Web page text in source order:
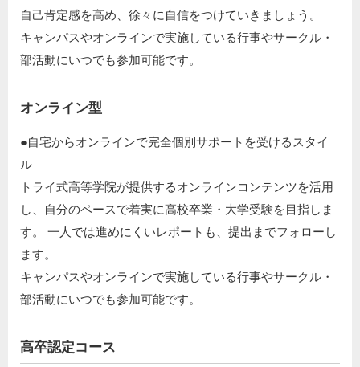
自己肯定感を高め、徐々に自信をつけていきましょう。​
キャンパスやオンラインで実施している行事やサークル・
部活動にいつでも参加可能です。
オンライン型
●自宅からオンラインで完全個別サポートを受けるスタイ
ル​
トライ式高等学院が提供するオンラインコンテンツを活用
し、自分のペースで着実に高校卒業・大学受験を目指しま
す。 一人では進めにくいレポートも、提出までフォローし
ます。​
キャンパスやオンラインで実施している行事やサークル・
部活動にいつでも参加可能です。
高卒認定コース